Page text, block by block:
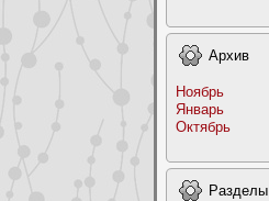
Архив
Ноябрь
Январь
Октябрь
Раздeлы